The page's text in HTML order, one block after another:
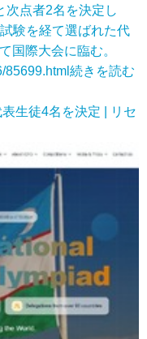
次点者2名を決定し
験を経て選ばれた代
国際大会に臨む。
85699.html 続きを読む
生徒4名を決定 | リセ